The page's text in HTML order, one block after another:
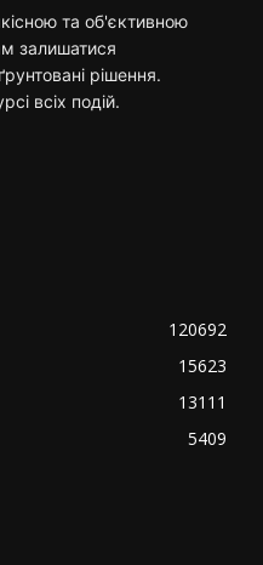
та об'єктивною
залишатися
рішення.
всіх подій.
120692
15623
13111
5409